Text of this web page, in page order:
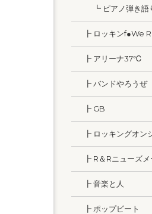
┗ ピアノ弾き語
┣ ロッキンf●We
┣ アリーナ37℃
┣ バンドやろうぜ
┣ GB
┣ ロッキングオン
┣ R＆Rニューズメ
┣ 音楽と人
┣ ポップビート